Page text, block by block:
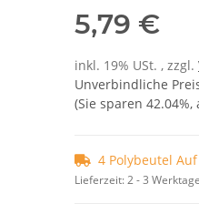
5,79 €
inkl. 19% USt. , zzgl.
Unverbindliche
(Sie sparen 42.04%,
4 Polybeutel
Lieferzeit:2 - 3 Werktage